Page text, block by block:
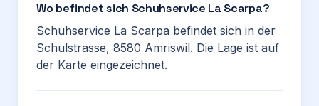
Wo befindet sich Schuhservice La Scarpa?
Schuhservice La Scarpa befindet sich in der
Schulstrasse, 8580 Amriswil. Die Lage ist auf
der Karte eingezeichnet.